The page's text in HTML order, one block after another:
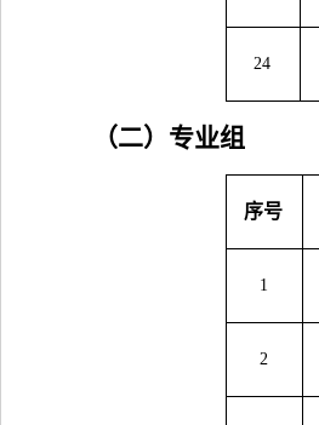
24
（二） 专业组
序号
1
2